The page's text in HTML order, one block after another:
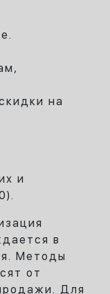
на
и
в
Методы
от
Для